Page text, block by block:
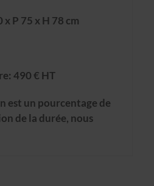
P 75 x H 78 cm
490 € HT
est un pourcentage de
de la durée, nous